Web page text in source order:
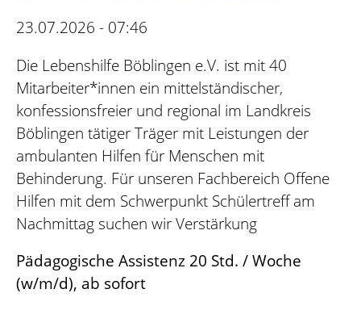
23.07.2026 - 07:46
Die Lebenshilfe Böblingen e.V. ist mit 40
Mitarbeiter*innen ein mittelständischer,
konfessionsfreier und regional im Landkreis
Böblingen tätiger Träger mit Leistungen der
ambulanten Hilfen für Menschen mit
Behinderung. Für unseren Fachbereich Offene
Hilfen mit dem Schwerpunkt Schülertreff am
Nachmittag suchen wir Verstärkung
Pädagogische Assistenz 20 Std. / Woche
(w/m/d), ab sofort